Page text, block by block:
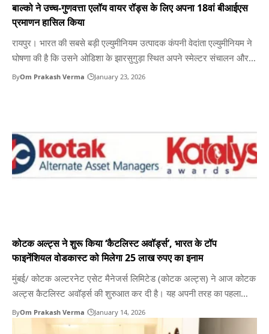
बाल्को ने उच्च-गुणवत्ता एलॉय वायर रॉड्स के लिए अपना 18वां बीआईएस
प्रमाणन हासिल किया
रायपुर। भारत की सबसे बड़ी एल्युमीनियम उत्पादक कंपनी वेदांता एल्युमीनियम ने
घोषणा की है कि उसने ओडिशा के झारसुगुड़ा स्थित अपने स्मेल्टर संचालन और
छत्तीसगढ़ के कोरबा स्थित इकाई में कुल 18 बीआईएस (भारतीय मानक ब्यूरो)
ByOm Prakash Verma January 23, 2026
कोटक अल्ट्स ने शुरू किया ‘कैटलिस्ट अवॉर्ड्स’, भारत के टॉप
फाइनेंशियल वोडकास्ट को मिलेगा 25 लाख रुपए का इनाम
मुंबई/ कोटक अल्टरनेट एसेट मैनेजर्स लिमिटेड (कोटक अल्ट्स) ने आज कोटक
अल्ट्स कैटलिस्ट अवॉर्ड्स की शुरुआत कर दी है। यह अपनी तरह का पहला
प्लेटफॉर्म है, जिसका उद्देश्य भारत के सबसे बेहतरीन फाइनेंशियल वोडकास्ट को
सम्मानित करना है। इस अवॉर्ड में विजेता को 25 लाख रुपए का इनाम मिलेगा।
ByOm Prakash Verma January 14, 2026